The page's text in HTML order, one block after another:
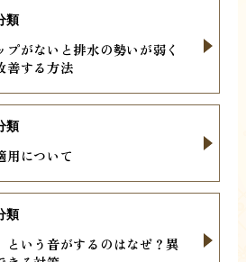
がないと排水の勢いが弱く
善する方法
類
用について
類
という音がするのはなぜ？異
類